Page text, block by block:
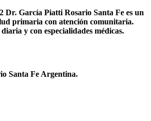
Dr. García Piatti Rosario Santa Fe es un
primaria con atención comunitaria.
y con especialidades médicas.
Santa Fe Argentina.